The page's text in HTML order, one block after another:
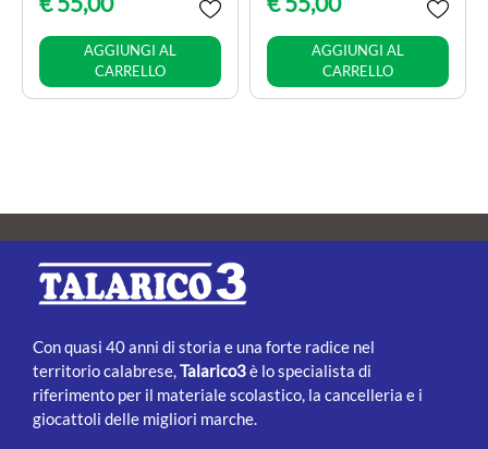
Quantità
AGGIUNGI AL
CARRELLO
Quantità
AGGIUNGI AL
CARRELLO
Con quasi 40 anni di storia e una forte radice nel
territorio calabrese,Talarico3è lo specialista di
riferimento per il materiale scolastico, la cancelleria e i
giocattoli delle migliori marche.